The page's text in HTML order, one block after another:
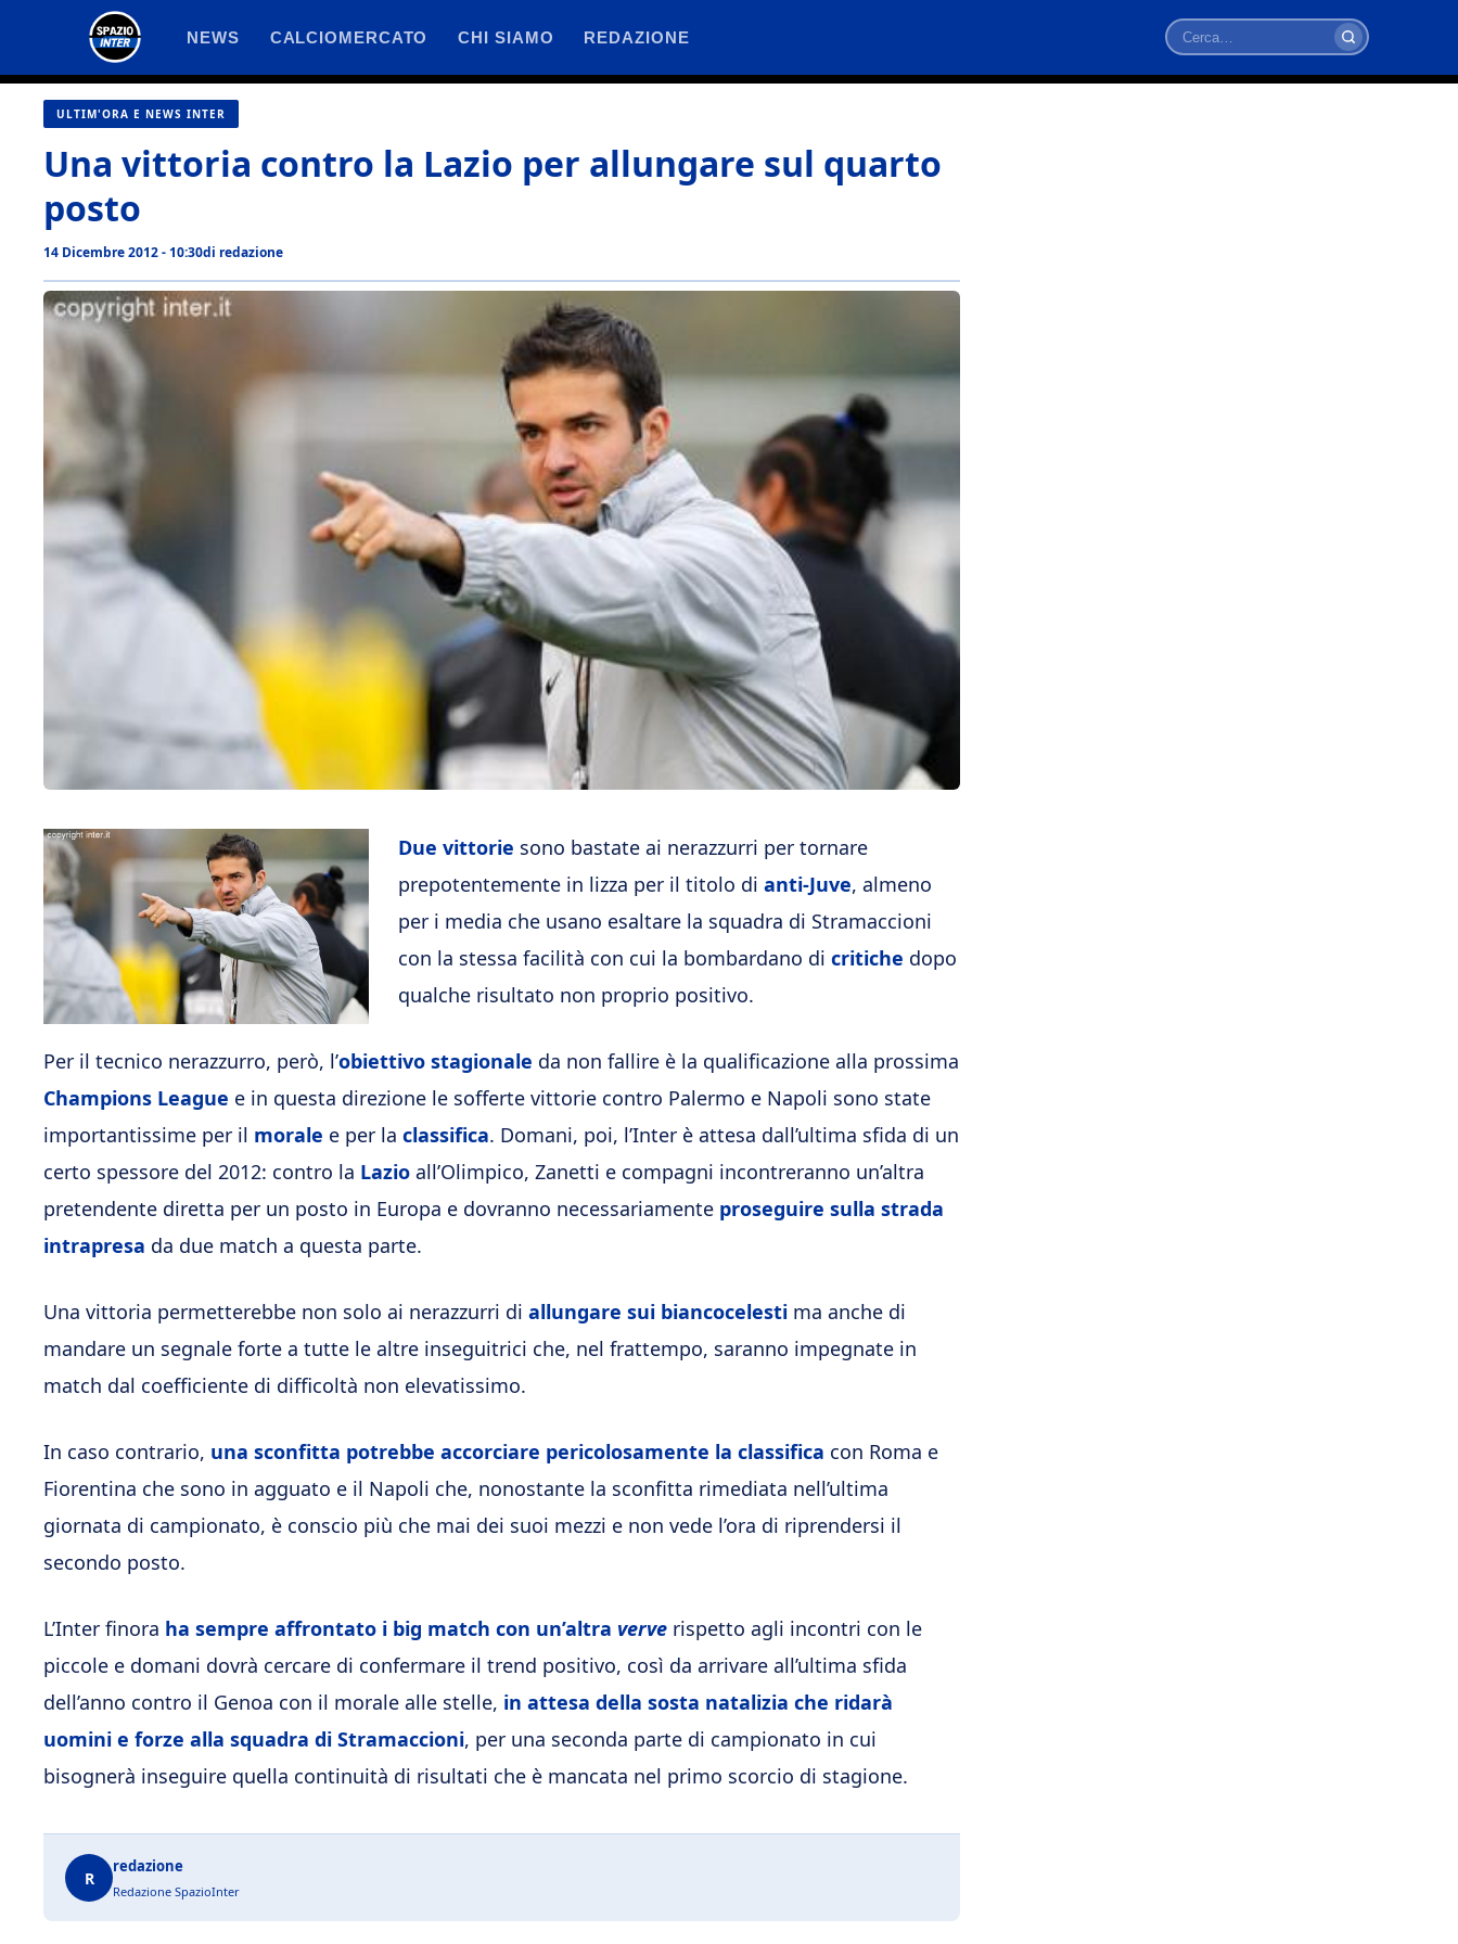
contenuto
NEWS CALCIOMERCATO CHI SIAMO REDAZIONE
Cerca
ULTIM'ORA E NEWS INTER
Una vittoria contro la Lazio per allungare sul quarto
posto
14 Dicembre 2012 - 10:30di redazione
Due vittorie sono bastate ai nerazzurri per tornare
prepotentemente in lizza per il titolo di anti-Juve, almeno
per i media che usano esaltare la squadra di Stramaccioni
con la stessa facilità con cui la bombardano di critiche dopo
qualche risultato non proprio positivo.
Per il tecnico nerazzurro, però, l’obiettivo stagionale da non fallire è la qualificazione alla prossima
Champions League e in questa direzione le sofferte vittorie contro Palermo e Napoli sono state
importantissime per il morale e per la classifica. Domani, poi, l’Inter è attesa dall’ultima sfida di un
certo spessore del 2012: contro la Lazio all’Olimpico, Zanetti e compagni incontreranno un’altra
pretendente diretta per un posto in Europa e dovranno necessariamente proseguire sulla strada
intrapresa da due match a questa parte.
Una vittoria permetterebbe non solo ai nerazzurri di allungare sui biancocelesti ma anche di
mandare un segnale forte a tutte le altre inseguitrici che, nel frattempo, saranno impegnate in
match dal coefficiente di difficoltà non elevatissimo.
In caso contrario, una sconfitta potrebbe accorciare pericolosamente la classifica con Roma e
Fiorentina che sono in agguato e il Napoli che, nonostante la sconfitta rimediata nell’ultima
giornata di campionato, è conscio più che mai dei suoi mezzi e non vede l’ora di riprendersi il
secondo posto.
L’Inter finora ha sempre affrontato i big match con un’altra verve rispetto agli incontri con le
piccole e domani dovrà cercare di confermare il trend positivo, così da arrivare all’ultima sfida
dell’anno contro il Genoa con il morale alle stelle, in attesa della sosta natalizia che ridarà
uomini e forze alla squadra di Stramaccioni, per una seconda parte di campionato in cui
bisognerà inseguire quella continuità di risultati che è mancata nel primo scorcio di stagione.
R
redazione
Redazione SpazioInter